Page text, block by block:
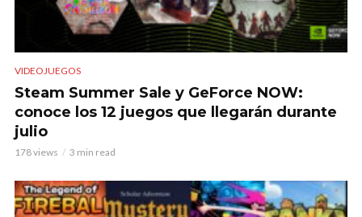
VIDEOJUEGOS
Steam Summer Sale y GeForce NOW:
conoce los 12 juegos que llegarán durante
julio
178 views 3 min read